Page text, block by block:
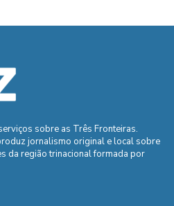
sobre as Três Fronteiras.
jornalismo original e local sobre
da região trinacional formada por